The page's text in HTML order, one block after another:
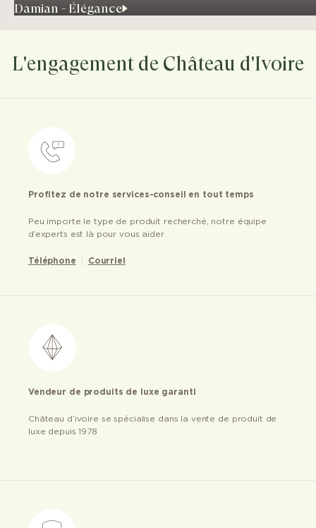
Damian - Élégance
L'engagement de Château d'Ivoire
Profitez de notre services-conseil en tout temps
Peu importe le type de produit recherché, notre équipe
d’experts est là pour vous aider
Téléphone Courriel
Vendeur de produits de luxe garanti
Château d’ivoire se spécialise dans la vente de produit de
luxe depuis 1978